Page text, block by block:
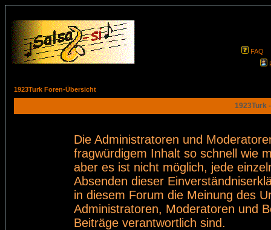
FAQ
1923Turk Foren-Übersicht
1923Turk
Die Administratoren und
fragwürdigem Inhalt so schnell wie
aber es ist nicht möglich, jede
Absenden dieser
in diesem Forum die Meinung des
Administratoren, Moderatoren und
Beiträge verantwortlich sind.